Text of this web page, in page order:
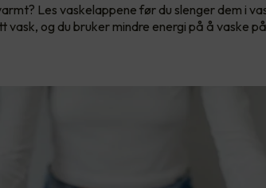
Les vaskelappene før du slenger dem i
vask, og du bruker mindre energi på å vaske